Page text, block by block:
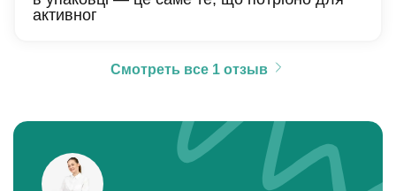
активног
Смотреть все 1 отзыв